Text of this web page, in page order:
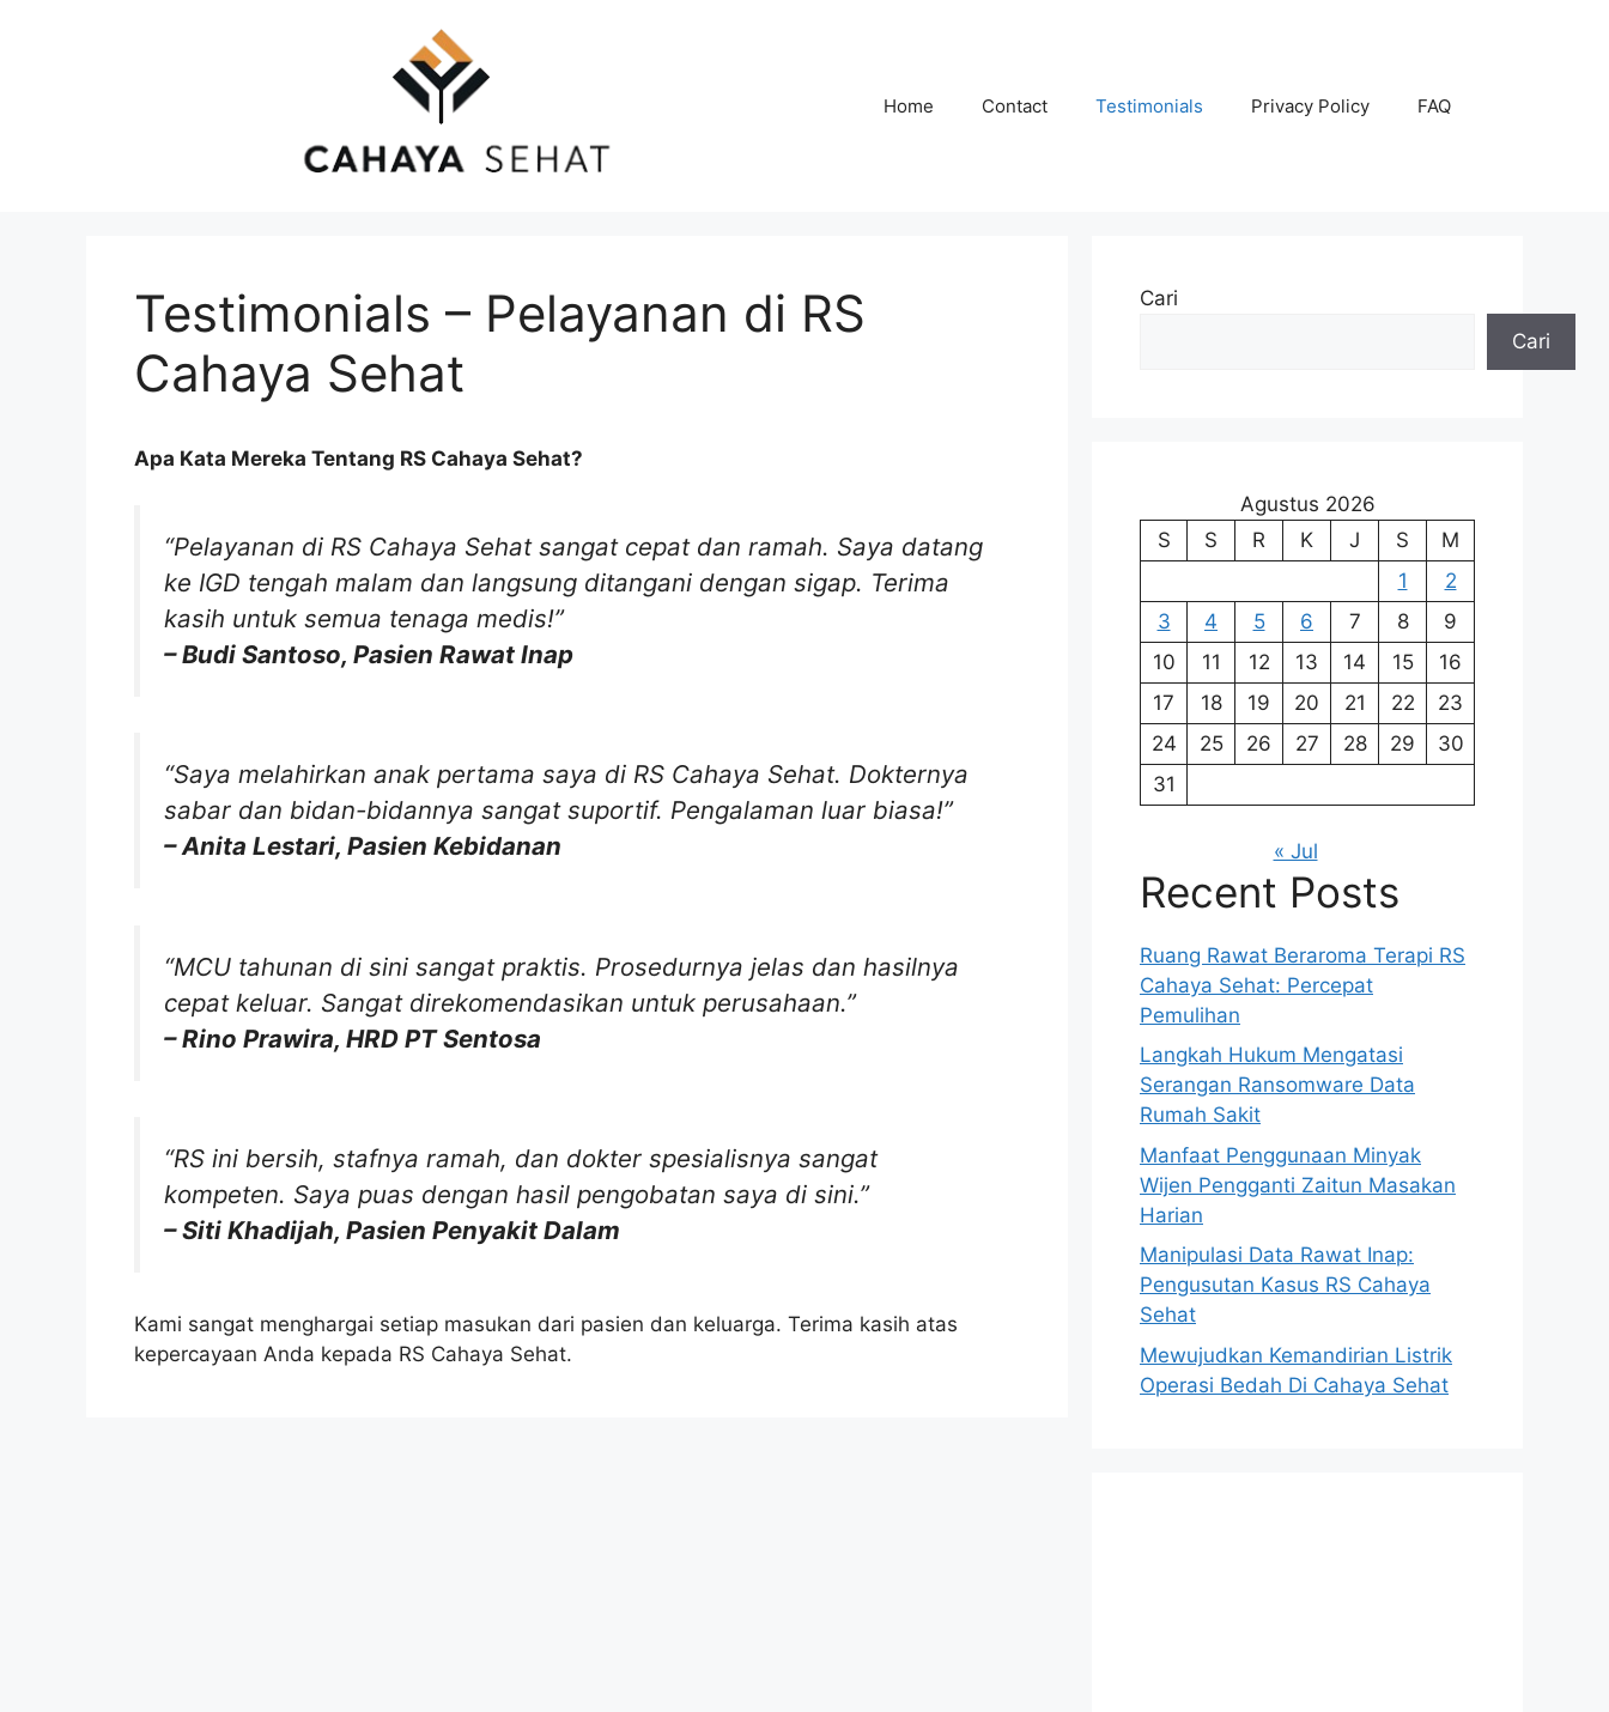
Home Contact Testimonials Privacy Policy FAQ
Testimonials – Pelayanan di RS
Cahaya Sehat
Apa Kata Mereka Tentang RS Cahaya Sehat?
“Pelayanan di RS Cahaya Sehat sangat cepat dan ramah. Saya datang
ke IGD tengah malam dan langsung ditangani dengan sigap. Terima
kasih untuk semua tenaga medis!”
– Budi Santoso, Pasien Rawat Inap
“Saya melahirkan anak pertama saya di RS Cahaya Sehat. Dokternya
sabar dan bidan-bidannya sangat suportif. Pengalaman luar biasa!”
– Anita Lestari, Pasien Kebidanan
“MCU tahunan di sini sangat praktis. Prosedurnya jelas dan hasilnya
cepat keluar. Sangat direkomendasikan untuk perusahaan.”
– Rino Prawira, HRD PT Sentosa
“RS ini bersih, stafnya ramah, dan dokter spesialisnya sangat
kompeten. Saya puas dengan hasil pengobatan saya di sini.”
– Siti Khadijah, Pasien Penyakit Dalam
Kami sangat menghargai setiap masukan dari pasien dan keluarga. Terima kasih atas
kepercayaan Anda kepada RS Cahaya Sehat.
Cari
Cari
Agustus 2026
S
S R K J S
M
1
2
3
4 5 6 7 8
9
10
11 12 13 14 15
16
17
18 19 20 21 22
23
24
25 26 27 28 29
30
31
« Jul
Recent Posts
Ruang Rawat Beraroma Terapi RS
Cahaya Sehat: Percepat
Pemulihan
Langkah Hukum Mengatasi
Serangan Ransomware Data
Rumah Sakit
Manfaat Penggunaan Minyak
Wijen Pengganti Zaitun Masakan
Harian
Manipulasi Data Rawat Inap:
Pengusutan Kasus RS Cahaya
Sehat
Mewujudkan Kemandirian Listrik
Operasi Bedah Di Cahaya Sehat